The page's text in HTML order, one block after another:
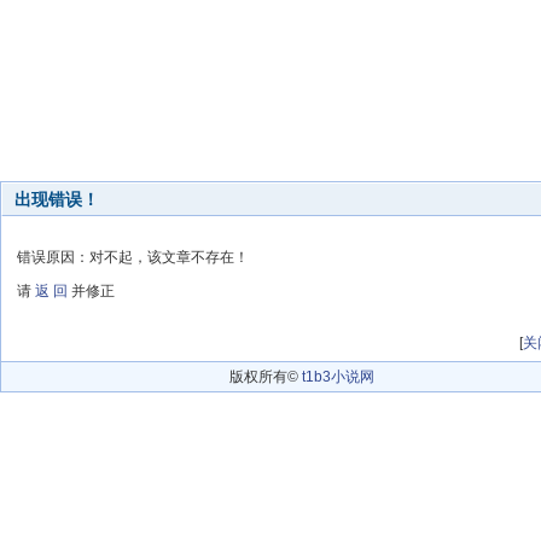
出现错误！
错误原因：对不起，该文章不存在！
请 返 回 并修正
[关
版权所有© t1b3小说网